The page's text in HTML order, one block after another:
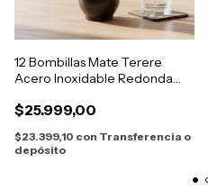
12 Bombillas Mate Terere
Acero Inoxidable Redonda
$25.999,00
$23.399,10 con Transferencia o
depósito